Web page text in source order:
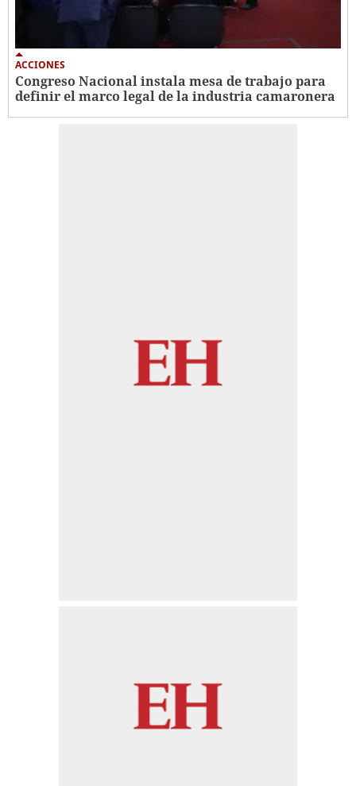
ACCIONES
Congreso Nacional instala mesa de trabajo para
definir el marco legal de la industria camaronera